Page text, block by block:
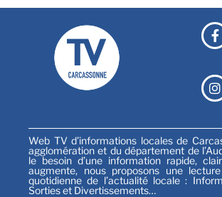
Web TV d’informations locales de
agglomération et du département de
le besoin d’une information rapide,
augmente, nous proposons une
quotidienne de l’actualité locale :
Sorties et Divertissements…